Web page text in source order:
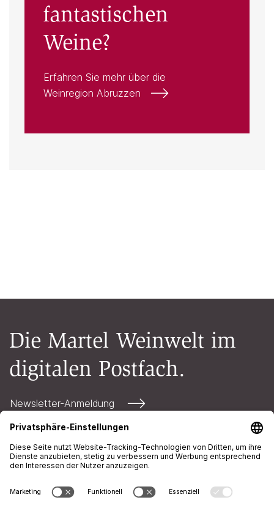
fantastischen
Weine?
Erfahren Sie mehr über die
Weinregion Abruzzen
Die Martel Weinwelt im
digitalen Postfach.
Newsletter-Anmeldung
Kontakt
AGB